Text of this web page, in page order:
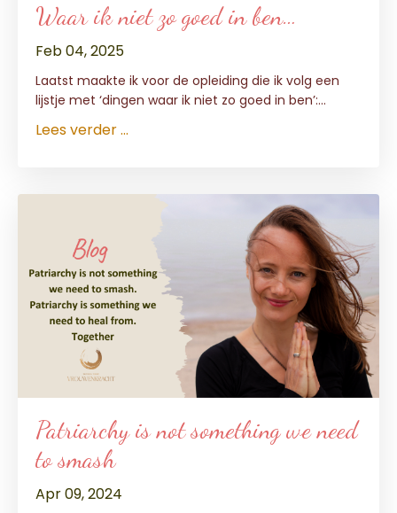
Waar ik niet zo goed in ben…
Feb 04, 2025
Laatst maakte ik voor de opleiding die ik volg een
lijstje met ‘dingen waar ik niet zo goed in ben’:...
Lees verder ...
Patriarchy is not something we need
to smash
Apr 09, 2024